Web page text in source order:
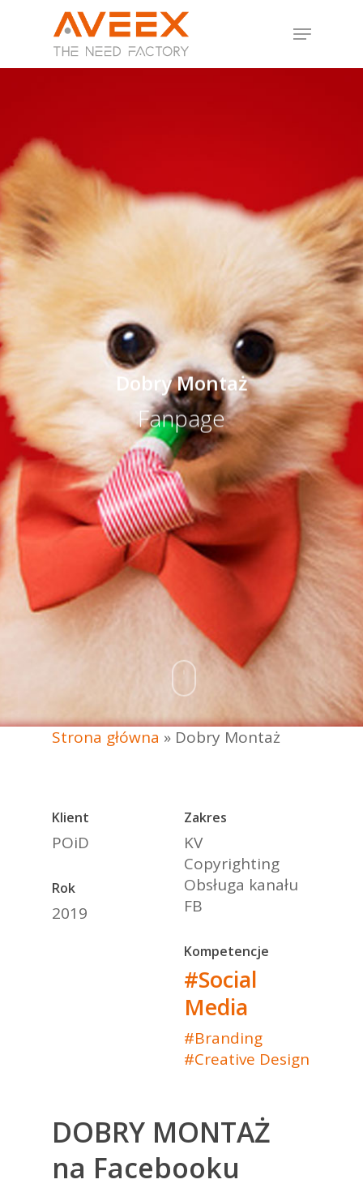
Dobry Montaż
Fanpage
Strona główna » Dobry Montaż
Klient
POiD
Rok
2019
Zakres
KV
Copyrighting
Obsługa kanału
FB
Kompetencje
#Social
Media
#Branding
#Creative Design
DOBRY MONTAŻ
na Facebooku